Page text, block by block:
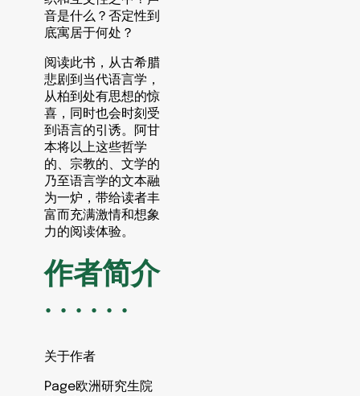
音是什么？否定性到
底寓居于何处？
阅读此书，从古希腊
悲剧到当代语言学，
从柏到处有思想的惊
喜，同时也会时刻受
到语言的引诱。阿甘
本将以上这些哲学
的、宗教的、文学的
乃至语言学的文本融
为一炉，带给读者丰
富而充满激情和想象
力的阅读体验。
作者简介
· · · · · ·
关于作者
Page欧洲研究生院